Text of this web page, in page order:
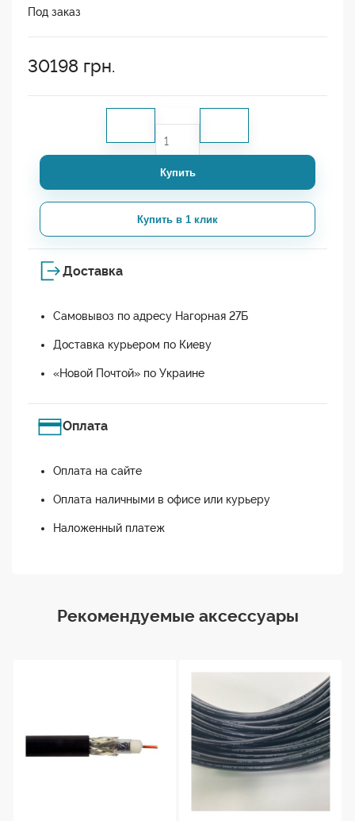
Под заказ
30198 грн.
Купить
Купить в 1 клик
Доставка
Самовывоз по адресу Нагорная 27Б
Доставка курьером по Киеву
«Новой Почтой» по Украине
Оплата
Оплата на сайте
Оплата наличными в офисе или курьеру
Наложенный платеж
Рекомендуемые аксессуары